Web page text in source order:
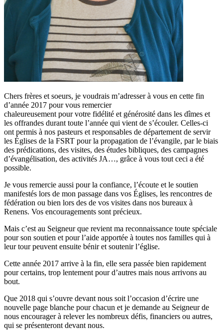
Chers frères et soeurs, je voudrais m’adresser à vous en cette fin
d’année 2017 pour vous remercier
chaleureusement pour votre fidélité et générosité dans les dîmes et
les offrandes durant toute l’année qui vient de s’écouler. Celles-ci
ont permis à nos pasteurs et responsables de département de servir
les Églises de la FSRT pour la propagation de l’évangile, par le biais
des prédications, des visites, des études bibliques, des campagnes
d’évangélisation, des activités JA…, grâce à vous tout ceci a été
possible.
Je vous remercie aussi pour la confiance, l’écoute et le soutien
manifestés lors de mon passage dans vos Églises, les rencontres de
fédération ou bien lors des de vos visites dans nos bureaux à
Renens. Vos encouragements sont précieux.
Mais c’est au Seigneur que revient ma reconnaissance toute spéciale
pour son soutien et pour l’aide apportée à toutes nos familles qui à
leur tour peuvent ensuite bénir et soutenir l’église.
Cette année 2017 arrive à la fin, elle sera passée bien rapidement
pour certains, trop lentement pour d’autres mais nous arrivons au
bout.
Que 2018 qui s’ouvre devant nous soit l’occasion d’écrire une
nouvelle page blanche pour chacun et je demande au Seigneur de
nous encourager à relever les nombreux défis, financiers ou autres,
qui se présenteront devant nous.